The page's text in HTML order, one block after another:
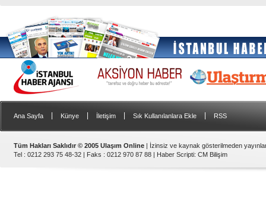
Ana Sayfa Künye İletişim Sık Kullanılanlara Ekle RSS
Tüm Hakları Saklıdır © 2005 Ulaşım Online | İzinsiz ve kaynak gösterilmeden
Tel : 0212 293 75 48-32 | Faks : 0212 970 87 88 | Haber Scripti: CM Bilişim